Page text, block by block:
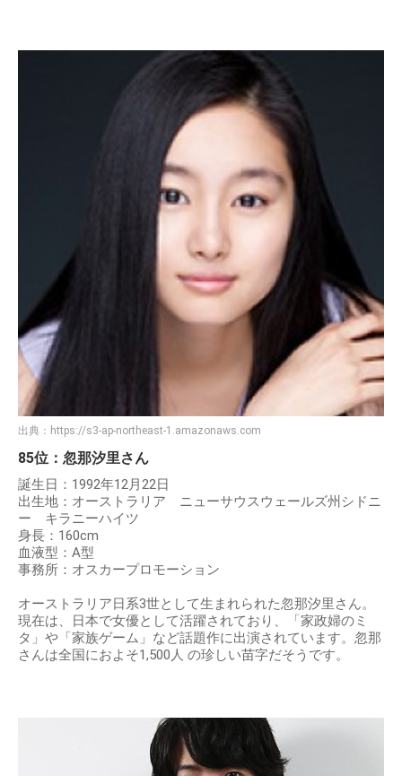
出典： https://s3-ap-northeast-1.amazonaws.com
85位：忽那汐里さん
誕生日：1992年12月22日
出生地：オーストラリア ニューサウスウェールズ州シドニ
ー キラニーハイツ
身長：160cm
血液型：A型
事務所：オスカープロモーション
オーストラリア日系3世として生まれられた忽那汐里さん。
現在は、日本で女優として活躍されており、「家政婦のミ
タ」や「家族ゲーム」など話題作に出演されています。忽那
さんは全国におよそ1,500人 の珍しい苗字だそうです。